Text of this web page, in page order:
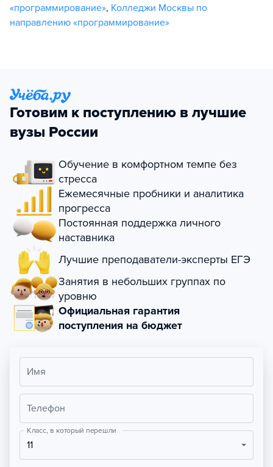
«программирование», Колледжи Москвы по
направлению «программирование»
Готовим к поступлению в лучшие
вузы России
Обучение в комфортном темпе без
стресса
Ежемесячные пробники и аналитика
прогресса
Постоянная поддержка личного
наставника
Лучшие преподаватели-эксперты ЕГЭ
Занятия в небольших группах по
уровню
Официальная гарантия
поступления на бюджет
Имя
Телефон
Класс, в который перешли
11